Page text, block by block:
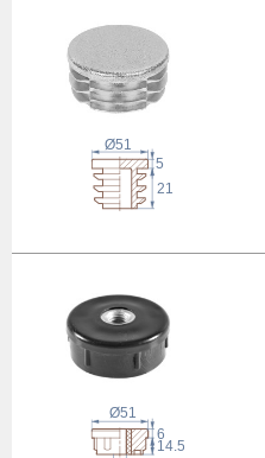
5
21
Ø51
6
14.5
Ø51